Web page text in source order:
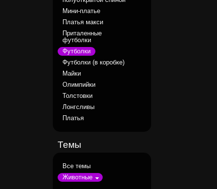
Мини-платье
Платья макси
Приталенные
футболки
Футболки
Футболки (в коробке)
Майки
Олимпийки
Толстовки
Лонгсливы
Платья
Темы
Все темы
Животные